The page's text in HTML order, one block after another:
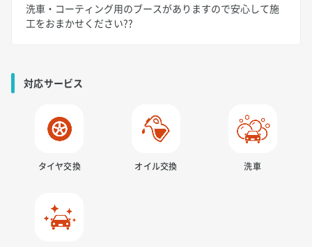
洗車・コーティング用のブースがありますので安心して施
工をおまかせください??
対応サービス
タイヤ交換 オイル交換 洗車